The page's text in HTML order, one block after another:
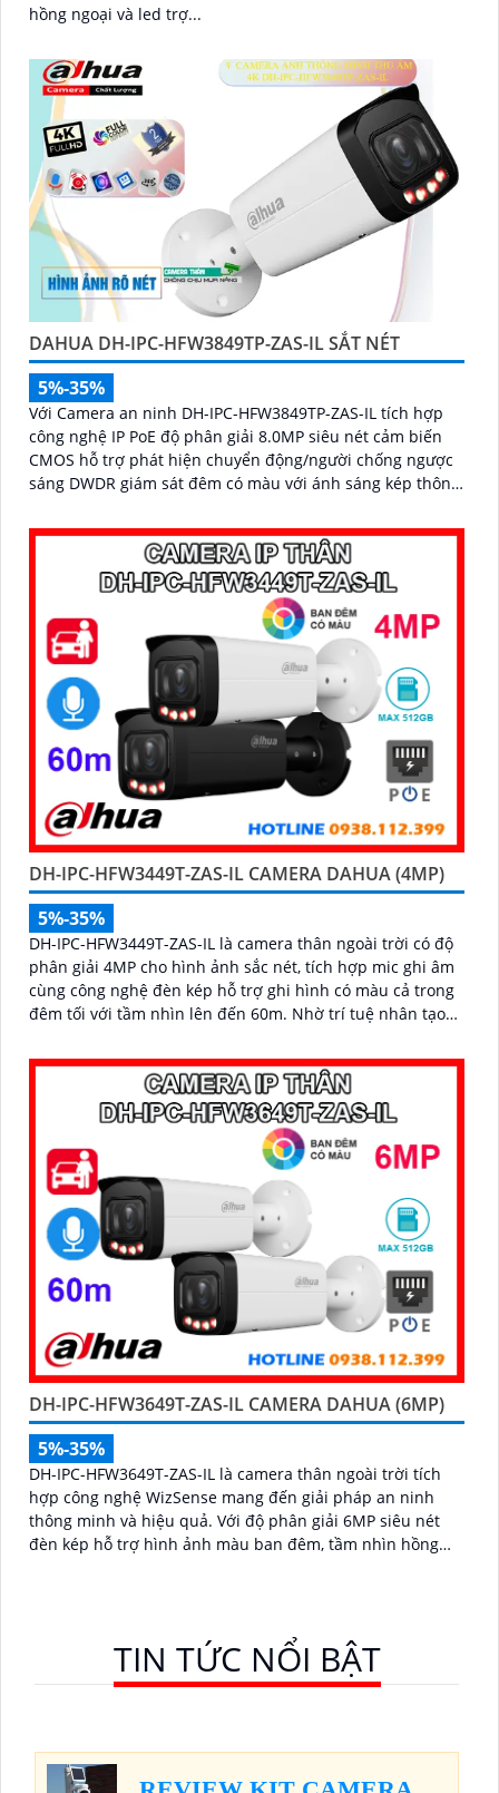
hồng ngoại và led trợ...
DAHUA DH-IPC-HFW3849TP-ZAS-IL SẮT NÉT
5%-35%
Với Camera an ninh DH-IPC-HFW3849TP-ZAS-IL tích hợp
công nghệ IP PoE độ phân giải 8.0MP siêu nét cảm biến
CMOS hỗ trợ phát hiện chuyển động/người chống ngược
sáng DWDR giám sát đêm có màu với ánh sáng kép thông
DH-IPC-HFW3449T-ZAS-IL CAMERA DAHUA (4MP)
5%-35%
DH-IPC-HFW3449T-ZAS-IL là camera thân ngoài trời có độ
phân giải 4MP cho hình ảnh sắc nét, tích hợp mic ghi âm
cùng công nghệ đèn kép hỗ trợ ghi hình có màu cả trong
đêm tối với tầm nhìn lên đến 60m. Nhờ trí tuệ nhân tạo
phương tiện giảm thiểu cảnh báo giả nâng cao hiệu quả
an ninh hỗ trợ khe cắm thẻ nhớ 512GB, chuẩn chống
nước IP67
DH-IPC-HFW3649T-ZAS-IL CAMERA DAHUA (6MP)
5%-35%
DH-IPC-HFW3649T-ZAS-IL là camera thân ngoài trời tích
hợp công nghệ WizSense mang đến giải pháp an ninh
thông minh và hiệu quả. Với độ phân giải 6MP siêu nét
đèn kép hỗ trợ hình ảnh màu ban đêm, tầm nhìn hồng
TIN TỨC NỔI BẬT